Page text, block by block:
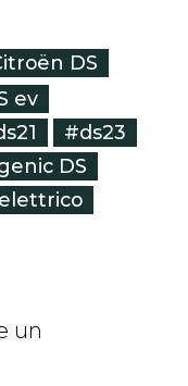
DS
ev
#ds23
DS
un